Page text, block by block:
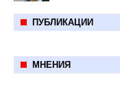
ПУБЛИКАЦИИ
МНЕНИЯ